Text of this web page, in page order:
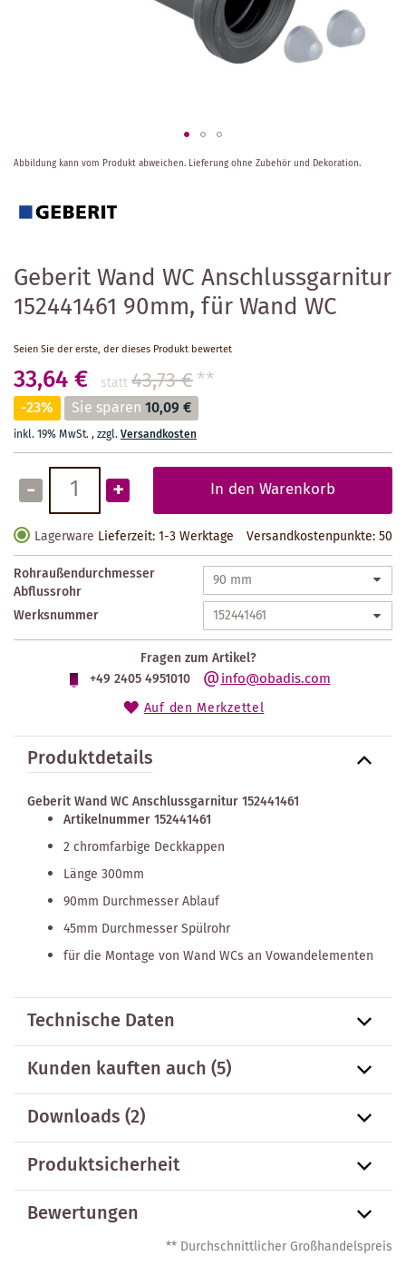
Geberit Wand WC Anschlussgarnitur
152441461 90mm, für Wand WC
Seien Sie der erste, der dieses Produkt bewertet
33,64 € statt43,73 €**
-23% Sie sparen 10,09 €
inkl. 19% MwSt.,zzgl.Versandkosten
- + In den Warenkorb
Lagerware Lieferzeit: 1-3 Werktage Versandkostenpunkte:50
Rohraußendurchmesser
Abflussrohr
Werksnummer
Fragen zum Artikel?
+49 2405 4951010
info@obadis.com
Auf den Merkzettel
Zum
Anfang
Bildergalerie
Abbildung kann vom Produkt abweichen. Lieferung ohne Zubehör und Dekoration.
Produktdetails
Geberit Wand WC Anschlussgarnitur 152441461
Artikelnummer 152441461
2 chromfarbige Deckkappen
Länge 300mm
90mm Durchmesser Ablauf
45mm Durchmesser Spülrohr
für die Montage von Wand WCs an Vowandelementen
Technische Daten
Kunden kauften auch(5)
Downloads (2)
Produktsicherheit
Bewertungen
** Durchschnittlicher Großhandelspreis